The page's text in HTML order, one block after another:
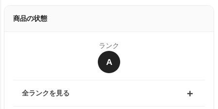
商品の状態
ランク
A
全ランクを見る